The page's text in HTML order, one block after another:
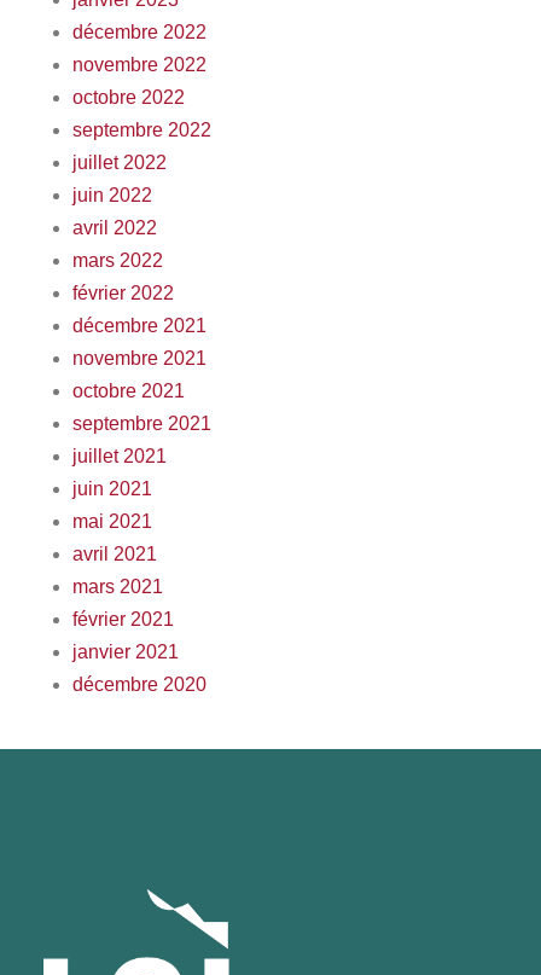
décembre 2022
novembre 2022
octobre 2022
septembre 2022
juillet 2022
juin 2022
avril 2022
mars 2022
février 2022
décembre 2021
novembre 2021
octobre 2021
septembre 2021
juillet 2021
juin 2021
mai 2021
avril 2021
mars 2021
février 2021
janvier 2021
décembre 2020